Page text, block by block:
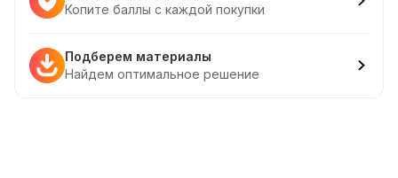
Копите баллы с каждой покупки
Подберем материалы
Найдем оптимальное решение